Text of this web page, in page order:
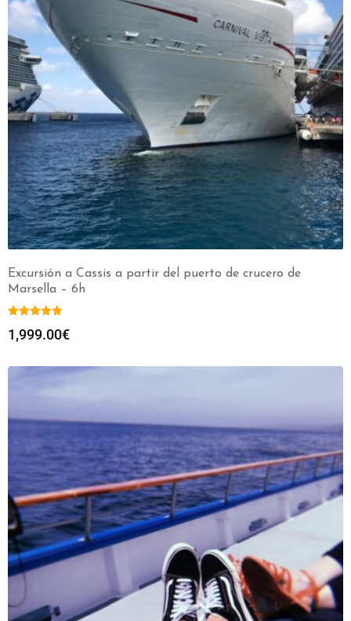
Excursión a Cassis a partir del puerto de crucero de
Marsella – 6h
1,999.00€